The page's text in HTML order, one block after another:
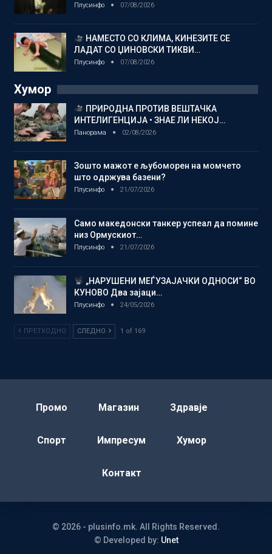
Плусинфо 07/08/2026
НАМЕСТО СО КЛИМА, КИНЕЗИТЕ СЕ
ЛАДАТ СО ЏИНОВСКИ ТИКВИ…
Плусинфо 07/08/2026
Хумор
ПРИРОДНА ПРОТИВ ВЕШТАЧКА
ИНТЕЛИГЕНЦИЈА • ЗНАЕ ЛИ НЕКОЈ…
Панорама 02/08/2026
Зошто мажот е љубоморен на момчето
што одржува базени?
Плусинфо 21/07/2026
Само македонски танкер успеал да помине
низ Ормускиот…
Плусинфо 21/07/2026
„НАРУШЕНИ МЕЃУЗАЈАЧКИ ОДНОСИ“ ВО
КУНОВО Два зајаци…
Плусинфо 24/05/2026
ПРЕТХОДНО СЛЕДНО 1 of 169
Промо Магазин Здравје
Спорт Импресум Хумор
Контакт
© 2026 - plusinfo.mk. All Rights Reserved.
© Developed by: Unet